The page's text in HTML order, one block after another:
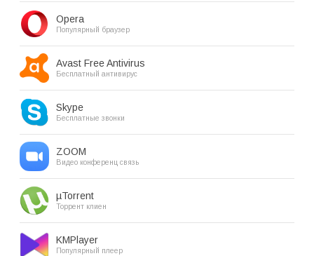
Opera
Популярный браузер
Avast Free Antivirus
Бесплатный антивирус
Skype
Бесплатные звонки
ZOOM
Видео конференц связь
µTorrent
Торрент клиен
KMPlayer
Популярный плеер